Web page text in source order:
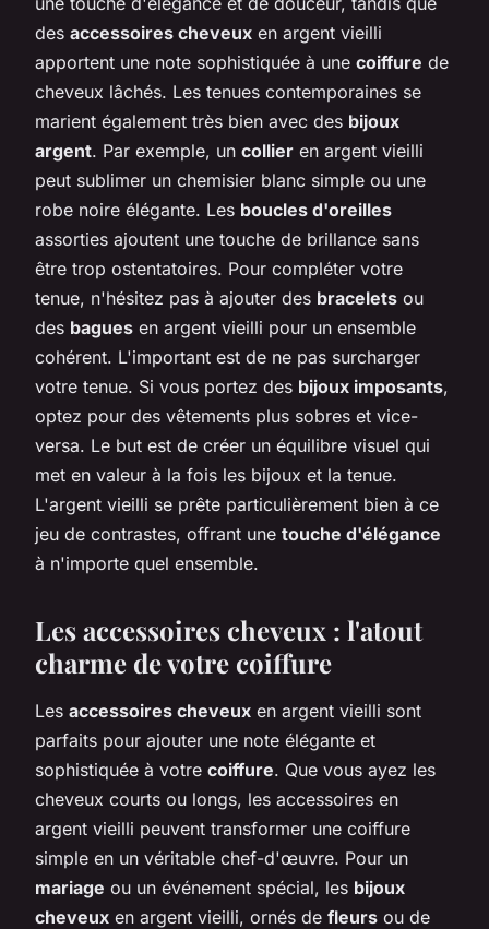
des accessoires cheveux en argent vieilli
apportent une note sophistiquée à une coiffure de
cheveux lâchés. Les tenues contemporaines se
marient également très bien avec des bijoux
argent. Par exemple, un collier en argent vieilli
peut sublimer un chemisier blanc simple ou une
robe noire élégante. Les boucles d'oreilles
assorties ajoutent une touche de brillance sans
être trop ostentatoires. Pour compléter votre
tenue, n'hésitez pas à ajouter des bracelets ou
des bagues en argent vieilli pour un ensemble
cohérent. L'important est de ne pas surcharger
votre tenue. Si vous portez des bijoux imposants,
optez pour des vêtements plus sobres et vice-
versa. Le but est de créer un équilibre visuel qui
met en valeur à la fois les bijoux et la tenue.
L'argent vieilli se prête particulièrement bien à ce
jeu de contrastes, offrant une touche d'élégance
à n'importe quel ensemble.
Les accessoires cheveux : l'atout
charme de votre coiffure
Les accessoires cheveux en argent vieilli sont
parfaits pour ajouter une note élégante et
sophistiquée à votre coiffure. Que vous ayez les
cheveux courts ou longs, les accessoires en
argent vieilli peuvent transformer une coiffure
simple en un véritable chef-d'œuvre. Pour un
mariage ou un événement spécial, les bijoux
cheveux en argent vieilli, ornés de fleurs ou de